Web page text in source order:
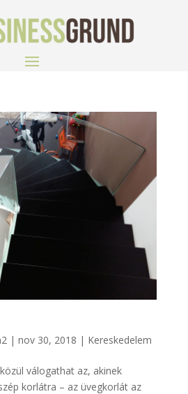
| nov 30, 2018 | Kereskedelem
válogathat az, akinek
korlátra – az üvegkorlát az